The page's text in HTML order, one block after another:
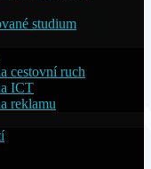
studium
cestovní ruch
ICT
reklamu